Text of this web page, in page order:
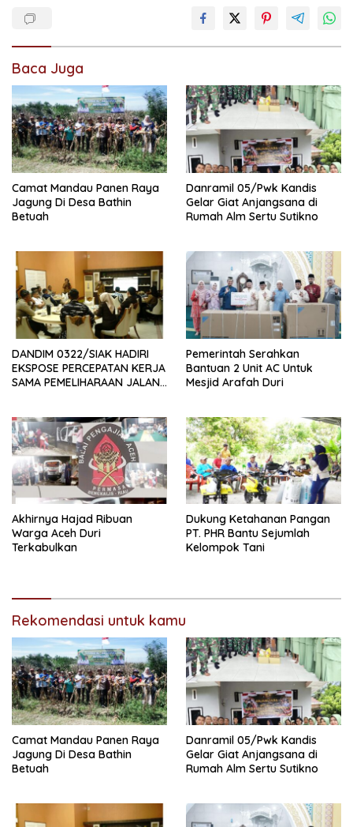
Baca Juga
Camat Mandau Panen Raya
Jagung Di Desa Bathin
Betuah
Danramil 05/Pwk Kandis
Gelar Giat Anjangsana di
Rumah Alm Sertu Sutikno
DANDIM 0322/SIAK HADIRI
EKSPOSE PERCEPATAN KERJA
SAMA PEMELIHARAAN JALAN
INFRASTRUKTUR
Pemerintah Serahkan
Bantuan 2 Unit AC Untuk
Mesjid Arafah Duri
Akhirnya Hajad Ribuan
Warga Aceh Duri
Terkabulkan
Dukung Ketahanan Pangan
PT. PHR Bantu Sejumlah
Kelompok Tani
Rekomendasi untuk kamu
Camat Mandau Panen Raya
Jagung Di Desa Bathin
Betuah
Danramil 05/Pwk Kandis
Gelar Giat Anjangsana di
Rumah Alm Sertu Sutikno